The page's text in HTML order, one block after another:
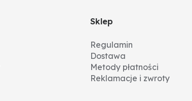
Sklep
Regulamin
Dostawa
Metody płatności
Reklamacje i zwroty